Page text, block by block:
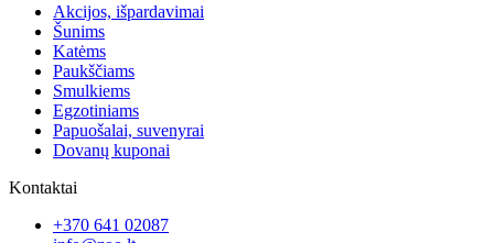
Akcijos, išpardavimai
Šunims
Katėms
Paukščiams
Smulkiems
Egzotiniams
Papuošalai, suvenyrai
Dovanų kuponai
Kontaktai
+370 641 02087